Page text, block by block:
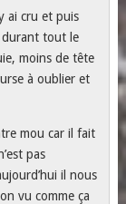
ai cru et puis
durant tout le
moins de tête
à oublier et
mou car il fait
pas
il nous
vu comme ça